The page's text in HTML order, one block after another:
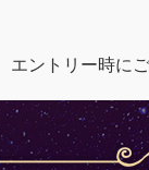
エントリー時に